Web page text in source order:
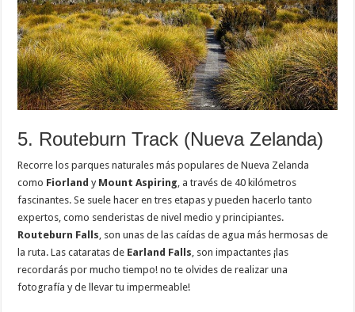
5. Routeburn Track (Nueva Zelanda)
Recorre los parques naturales más populares de Nueva Zelanda
como Fiorland y Mount Aspiring , a través de 40 kilómetros
fascinantes. Se suele hacer en tres etapas y pueden hacerlo tanto
expertos, como senderistas de nivel medio y principiantes.
Routeburn Falls , son unas de las caídas de agua más hermosas de
la ruta. Las cataratas de Earland Falls , son impactantes ¡las
recordarás por mucho tiempo! no te olvides de realizar una
fotografía y de llevar tu impermeable!